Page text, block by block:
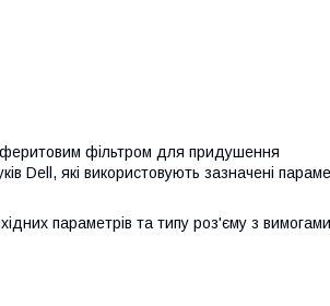
фільтром для придушення
Dell, які використовують зазначені
параметрів та типу роз'єму з